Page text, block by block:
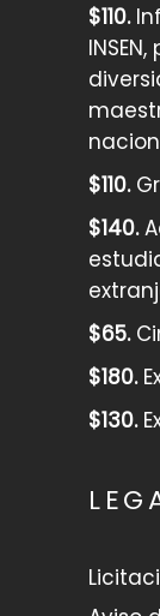
$110.
$110.
$140.
$65.
$180.
$130.